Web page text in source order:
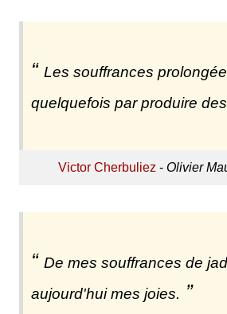
Les souffrances
quelquefois par produire
Victor Cherbuliez -Olivier
De mes souffrances de
aujourd'hui mes joies.